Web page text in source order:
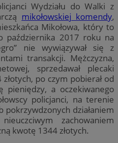
Wydziału do Walki z
mikołowskiej komendy,
Mikołowa, który to
października 2017 roku na
nie wywiązywał się z
transakcji. Mężczyzna,
sprzedawał plecaki
po czym pobierał od
pieniędzy, a oczekiwanego
policjanci, na terenie
pokrzywdzonych działaniem
zachowaniem
kwotę 1344 złotych.